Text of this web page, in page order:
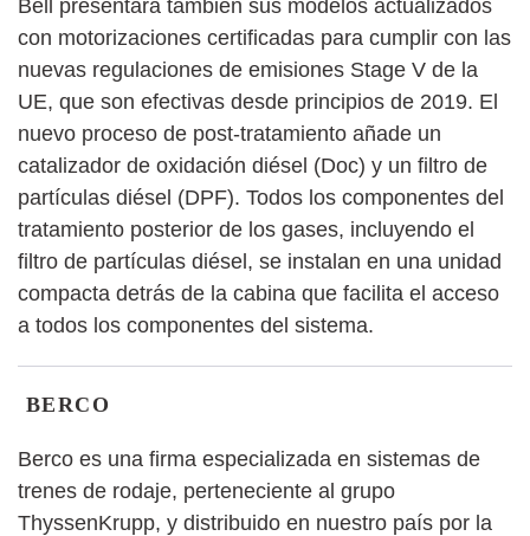
Bell presentará también sus modelos actualizados
con motorizaciones certificadas para cumplir con las
nuevas regulaciones de emisiones Stage V de la
UE, que son efectivas desde principios de 2019. El
nuevo proceso de post-tratamiento añade un
catalizador de oxidación diésel (Doc) y un filtro de
partículas diésel (DPF). Todos los componentes del
tratamiento posterior de los gases, incluyendo el
filtro de partículas diésel, se instalan en una unidad
compacta detrás de la cabina que facilita el acceso
a todos los componentes del sistema.
BERCO
Berco es una firma especializada en sistemas de
trenes de rodaje, perteneciente al grupo
ThyssenKrupp, y distribuido en nuestro país por la